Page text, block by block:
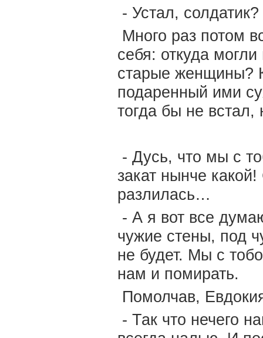
- Устал,
Много раз потом
себя: откуда
старые женщины?
подаренный ими
тогда бы не
- Дусь, что мы с
закат нынче
разлилась…
- А я вот все
чужие стены, под
не будет. Мы с
нам и помирать.
Помолчав,
- Так что нечего